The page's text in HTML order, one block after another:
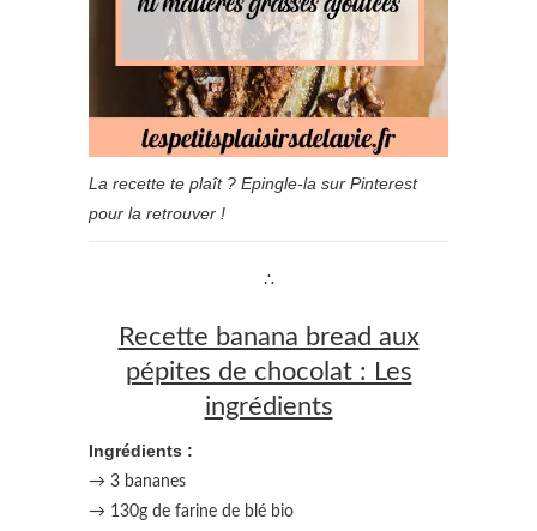
La recette te plaît ? Epingle-la sur Pinterest
pour la retrouver !
∴
Recette banana bread aux
pépites de chocolat : Les
ingrédients
Ingrédients :
→ 3 bananes
→ 130g de farine de blé bio